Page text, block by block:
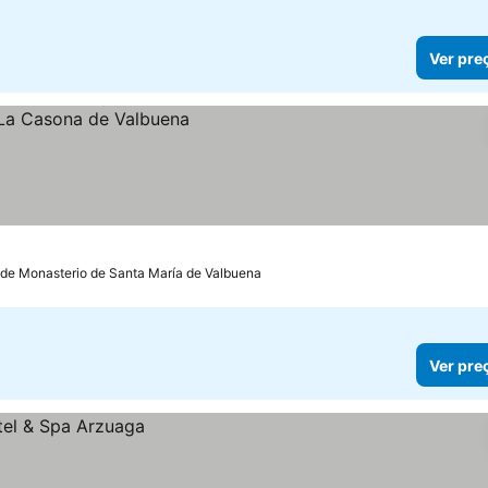
Ver
Monasterio de Santa María de Valbuena
Ver